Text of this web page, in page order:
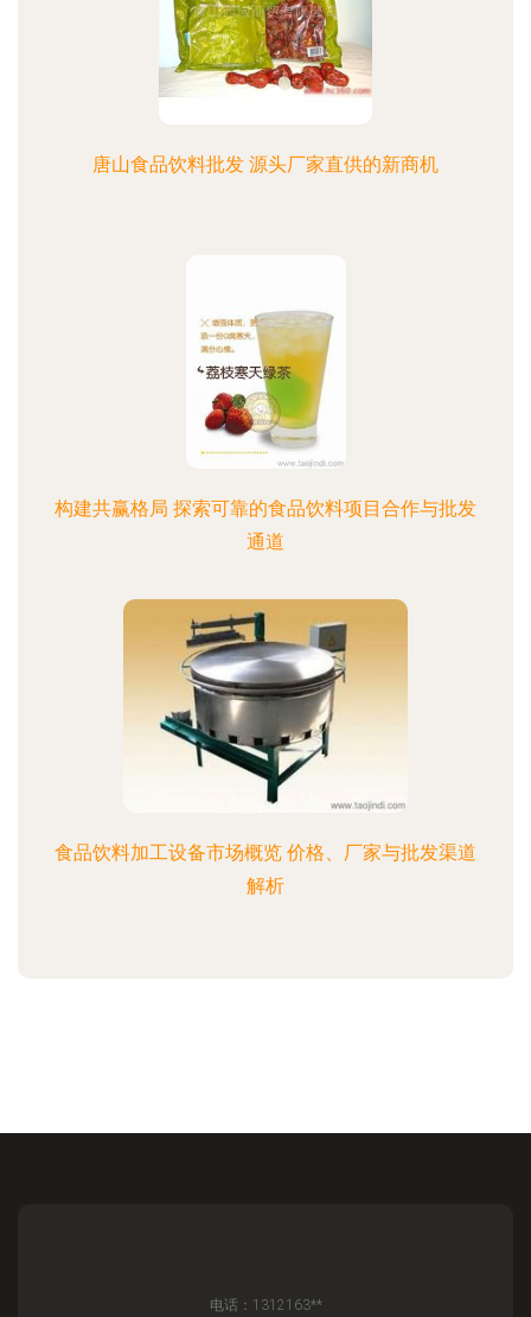
唐山食品饮料批发 源头厂家直供的新商机
构建共赢格局 探索可靠的食品饮料项目合作与批发
通道
食品饮料加工设备市场概览 价格、厂家与批发渠道
解析
电话：1312163**